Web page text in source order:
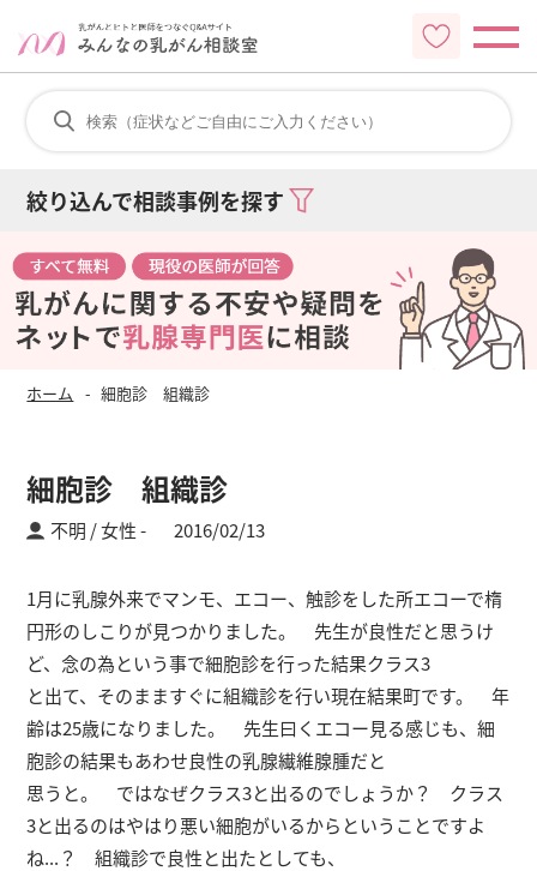
絞り込んで相談事例を探す
ホーム 細胞診 組織診
細胞診 組織診
不明 / 女性 2016/02/13
1月に乳腺外来でマンモ、エコー、触診をした所エコーで楕
円形のしこりが見つかりました。 先生が良性だと思うけ
ど、念の為という事で細胞診を行った結果クラス3
と出て、そのまますぐに組織診を行い現在結果町です。 年
齢は25歳になりました。 先生曰くエコー見る感じも、細
胞診の結果もあわせ良性の乳腺繊維腺腫だと
思うと。 ではなぜクラス3と出るのでしょうか？ クラス
3と出るのはやはり悪い細胞がいるからということですよ
ね...？ 組織診で良性と出たとしても、